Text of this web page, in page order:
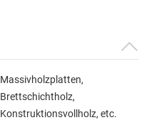
Massivholzplatten,
Brettschichtholz,
Konstruktionsvollholz, etc.